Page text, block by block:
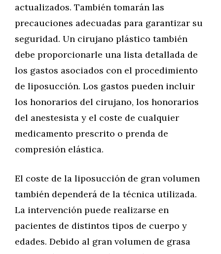
actualizados. También tomarán las
precauciones adecuadas para garantizar su
seguridad. Un cirujano plástico también
debe proporcionarle una lista detallada de
los gastos asociados con el procedimiento
de liposucción. Los gastos pueden incluir
los honorarios del cirujano, los honorarios
del anestesista y el coste de cualquier
medicamento prescrito o prenda de
compresión elástica.
El coste de la liposucción de gran volumen
también dependerá de la técnica utilizada.
La intervención puede realizarse en
pacientes de distintos tipos de cuerpo y
edades. Debido al gran volumen de grasa